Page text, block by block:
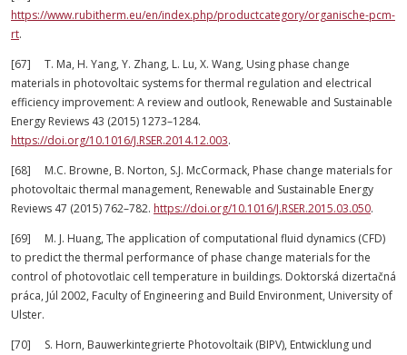
https://www.rubitherm.eu/en/index.php/productcategory/organische-pcm-
rt.
[67] T. Ma, H. Yang, Y. Zhang, L. Lu, X. Wang, Using phase change
materials in photovoltaic systems for thermal regulation and electrical
efficiency improvement: A review and outlook, Renewable and Sustainable
Energy Reviews 43 (2015) 1273–1284.
https://doi.org/10.1016/J.RSER.2014.12.003.
[68] M.C. Browne, B. Norton, S.J. McCormack, Phase change materials for
photovoltaic thermal management, Renewable and Sustainable Energy
Reviews 47 (2015) 762–782. https://doi.org/10.1016/J.RSER.2015.03.050.
[69] M. J. Huang, The application of computational fluid dynamics (CFD)
to predict the thermal performance of phase change materials for the
control of photovotlaic cell temperature in buildings. Doktorská dizertačná
práca, Júl 2002, Faculty of Engineering and Build Environment, University of
Ulster.
[70] S. Horn, Bauwerkintegrierte Photovoltaik (BIPV), Entwicklung und